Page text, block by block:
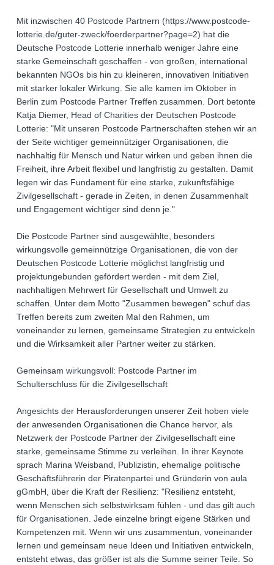
Mit inzwischen 40 Postcode Partnern (https://www.postcode-
lotterie.de/guter-zweck/foerderpartner?page=2) hat die
Deutsche Postcode Lotterie innerhalb weniger Jahre eine
starke Gemeinschaft geschaffen - von großen, international
bekannten NGOs bis hin zu kleineren, innovativen Initiativen
mit starker lokaler Wirkung. Sie alle kamen im Oktober in
Berlin zum Postcode Partner Treffen zusammen. Dort betonte
Katja Diemer, Head of Charities der Deutschen Postcode
Lotterie: "Mit unseren Postcode Partnerschaften stehen wir an
der Seite wichtiger gemeinnütziger Organisationen, die
nachhaltig für Mensch und Natur wirken und geben ihnen die
Freiheit, ihre Arbeit flexibel und langfristig zu gestalten. Damit
legen wir das Fundament für eine starke, zukunftsfähige
Zivilgesellschaft - gerade in Zeiten, in denen Zusammenhalt
und Engagement wichtiger sind denn je."
Die Postcode Partner sind ausgewählte, besonders
wirkungsvolle gemeinnützige Organisationen, die von der
Deutschen Postcode Lotterie möglichst langfristig und
projektungebunden gefördert werden - mit dem Ziel,
nachhaltigen Mehrwert für Gesellschaft und Umwelt zu
schaffen. Unter dem Motto "Zusammen bewegen" schuf das
Treffen bereits zum zweiten Mal den Rahmen, um
voneinander zu lernen, gemeinsame Strategien zu entwickeln
und die Wirksamkeit aller Partner weiter zu stärken.
Gemeinsam wirkungsvoll: Postcode Partner im
Schulterschluss für die Zivilgesellschaft
Angesichts der Herausforderungen unserer Zeit hoben viele
der anwesenden Organisationen die Chance hervor, als
Netzwerk der Postcode Partner der Zivilgesellschaft eine
starke, gemeinsame Stimme zu verleihen. In ihrer Keynote
sprach Marina Weisband, Publizistin, ehemalige politische
Geschäftsführerin der Piratenpartei und Gründerin von aula
gGmbH, über die Kraft der Resilienz: "Resilienz entsteht,
wenn Menschen sich selbstwirksam fühlen - und das gilt auch
für Organisationen. Jede einzelne bringt eigene Stärken und
Kompetenzen mit. Wenn wir uns zusammentun, voneinander
lernen und gemeinsam neue Ideen und Initiativen entwickeln,
entsteht etwas, das größer ist als die Summe seiner Teile. So